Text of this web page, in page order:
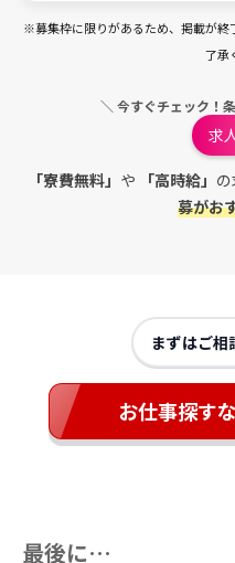
※募集枠に限りがあるため、掲載が終
了承
＼ 今すぐチェック！
求
「寮費無料」 や 「高時給」
募がお
まずはご相
お仕事探す
最後に…